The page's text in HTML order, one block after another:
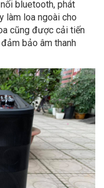
bluetooth, phát
làm loa ngoài cho
cũng được cải tiến
bảo âm thanh